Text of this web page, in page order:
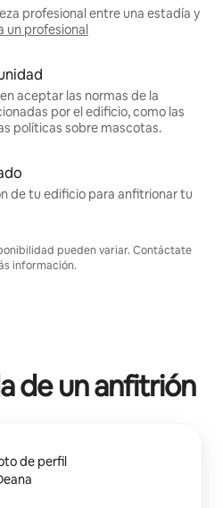
profesional entre una estadía y
un profesional
aceptar las normas de la
por el edificio, como las
políticas sobre mascotas.
de tu edificio para anfitrionar tu
pueden variar. Contáctate
información.
de un anfitrión